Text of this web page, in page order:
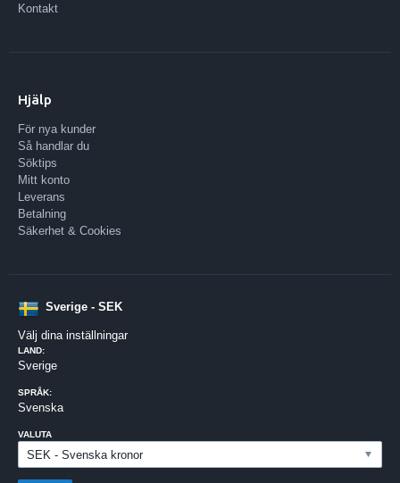
Kontakt
Hjälp
För nya kunder
Så handlar du
Söktips
Mitt konto
Leverans
Betalning
Säkerhet & Cookies
Sverige - SEK
Välj dina inställningar
LAND:
Sverige
SPRÅK:
Svenska
VALUTA